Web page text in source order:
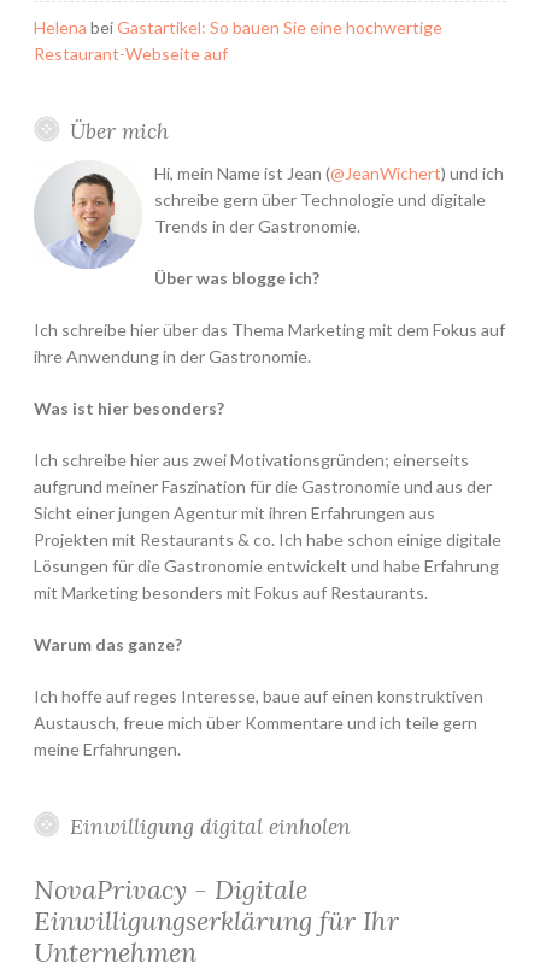
Helena beiGastartikel: So bauen Sie eine hochwertige
Restaurant-Webseite auf
Über mich
Hi, mein Name ist Jean (@JeanWichert) und ich
schreibe gern über Technologie und digitale
Trends in der Gastronomie.
Über was blogge ich?
Ich schreibe hier über das Thema Marketing mit dem Fokus auf
ihre Anwendung in der Gastronomie.
Was ist hier besonders?
Ich schreibe hier aus zwei Motivationsgründen; einerseits
aufgrund meiner Faszination für die Gastronomie und aus der
Sicht einer jungen Agentur mit ihren Erfahrungen aus
Projekten mit Restaurants & co. Ich habe schon einige digitale
Lösungen für die Gastronomie entwickelt und habe Erfahrung
mit Marketing besonders mit Fokus auf Restaurants.
Warum das ganze?
Ich hoffe auf reges Interesse, baue auf einen konstruktiven
Austausch, freue mich über Kommentare und ich teile gern
meine Erfahrungen.
Einwilligung digital einholen
NovaPrivacy - Digitale
Einwilligungserklärung für Ihr
Unternehmen